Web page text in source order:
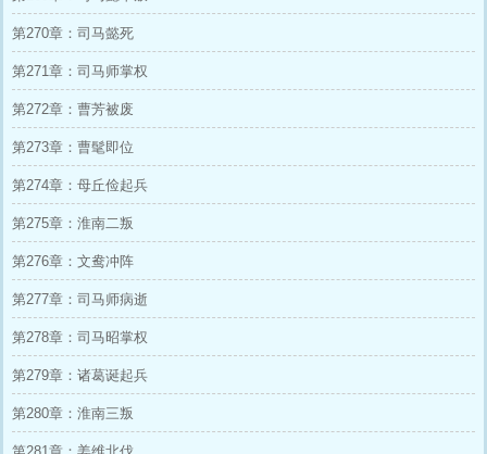
第270章：司马懿死
第271章：司马师掌权
第272章：曹芳被废
第273章：曹髦即位
第274章：母丘俭起兵
第275章：淮南二叛
第276章：文鸯冲阵
第277章：司马师病逝
第278章：司马昭掌权
第279章：诸葛诞起兵
第280章：淮南三叛